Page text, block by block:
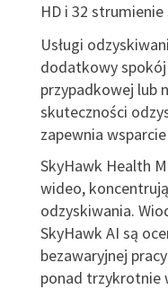
HD i 32
Usługi
dodatkowy spokój
przypadkowej lub
skuteczności
zapewnia
SkyHawk Health
wideo,
odzyskiwania.
SkyHawk AI są
bezawaryjnej
ponad trzykrotnie